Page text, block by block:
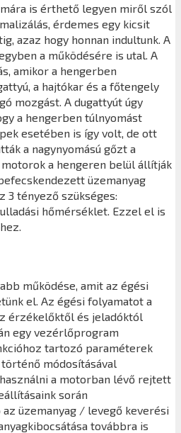
is érthető legyen miről szól
érdemes egy kicsit
azaz hogy honnan indultunk. A
a működésére is utal. A
amikor a hengerben
a hajtókar és a főtengely
mozgást. A dugattyút úgy
a hengerben túlnyomást
esetében is így volt, de ott
a nagynyomású gőzt a
a hengeren belül állítják
üzemanyag
3 tényező szükséges:
hőmérséklet. Ezzel el is
működése, amit az égési
el. Az égési folyamatot a
érzékelőktől és jeladóktól
egy vezérlőprogram
tartozó paraméterek
módosításával
a motorban lévő rejtett
során
üzemanyag / levegő keverési
továbbra is